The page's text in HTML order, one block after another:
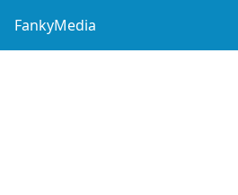
FankyMedia